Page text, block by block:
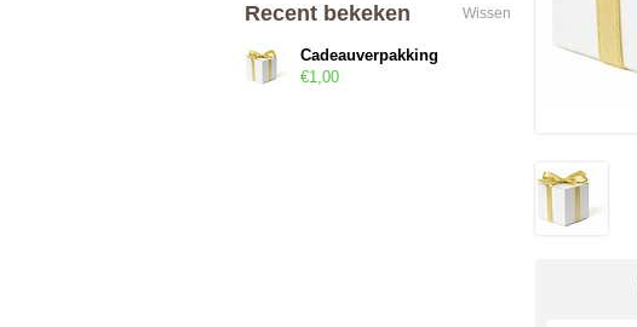
Recent bekeken Wissen
Cadeauverpakking
€1,00